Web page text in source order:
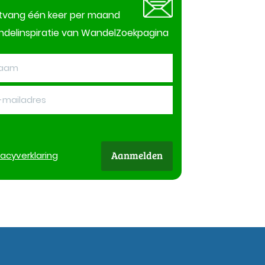
één keer per maand
van WandelZoekpagina
verklaring Aanmelden